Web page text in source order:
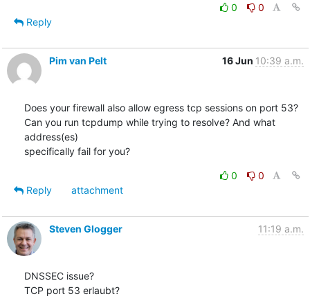
0
0
Reply
Pim van Pelt 16 Jun 10:39 a.m.
Does your firewall also allow egress tcp sessions on port 53?
Can you run tcpdump while trying to resolve? And what
address(es)
specifically fail for you?
0
0
Reply
attachment
Steven Glogger 11:19 a.m.
DNSSEC issue?
TCP port 53 erlaubt?